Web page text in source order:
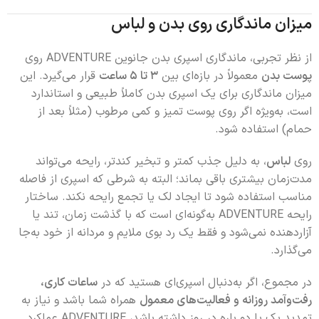
میزان ماندگاری روی بدن و لباس
از نظر تجربی، ماندگاری اسپری بدن جانوین ADVENTURE روی
پوست بدن معمولاً در بازه‌ای بین ۳ تا ۵ ساعت
قرار می‌گیرد. این
میزان ماندگاری برای یک اسپری بدن کاملاً طبیعی و استاندارد
است، به‌ویژه اگر روی پوست تمیز و کمی مرطوب (مثلاً بعد از
حمام) استفاده شود.
روی لباس، به دلیل جذب کمتر و تبخیر کندتر، رایحه می‌تواند
مدت‌زمان بیشتری باقی بماند؛ البته به شرطی که اسپری از فاصله
مناسب استفاده شود تا ایجاد لک یا تجمع رایحه نکند. ساختار
رایحه ADVENTURE به‌گونه‌ای است که با گذشت زمان، تند یا
آزاردهنده نمی‌شود و فقط یک رد بوی ملایم و مردانه از خود به‌جا
می‌گذارد.
در مجموع، اگر به‌دنبال اسپری‌ای هستید که در ساعات کاری،
رفت‌وآمد روزانه و فعالیت‌های معمول همراه شما باشد و نیاز به